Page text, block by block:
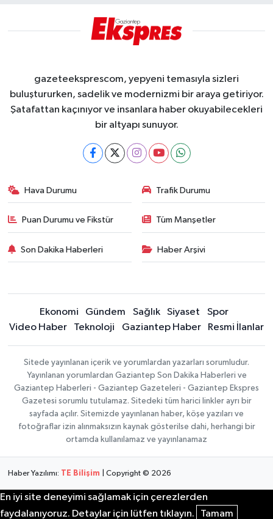
gazeteeksprescom, yepyeni temasıyla sizleri
buluştururken, sadelik ve modernizmi bir araya getiriyor.
Şatafattan kaçınıyor ve insanlara haber okuyabilecekleri
bir altyapı sunuyor.
Hava Durumu Trafik Durumu
Puan Durumu ve Fikstür Tüm Manşetler
Son Dakika Haberleri Haber Arşivi
Ekonomi Gündem Sağlık Siyaset
Spor
Video Haber
Teknoloji Gaziantep Haber Resmi İlanlar
Sitede yayınlanan içerik ve yorumlardan yazarları sorumludur.
Yayınlanan yorumlardan Gaziantep Son Dakika Haberleri ve
Gaziantep Haberleri - Gaziantep Gazeteleri - Gaziantep Ekspres
Gazetesi sorumlu tutulamaz. Sitedeki tüm harici linkler ayrı bir
sayfada açılır. Sitemizde yayınlanan haber, köşe yazıları ve
fotoğraflar izin alınmaksızın kaynak gösterilse dahi, herhangi bir
ortamda kullanılamaz ve yayınlanamaz
Haber Yazılımı: TE Bilişim | Copyright © 2026
En iyi site deneyimi sağlamak için çerezlerden
faydalanıyoruz. Detaylar için lütfen tıklayın.
Tamam